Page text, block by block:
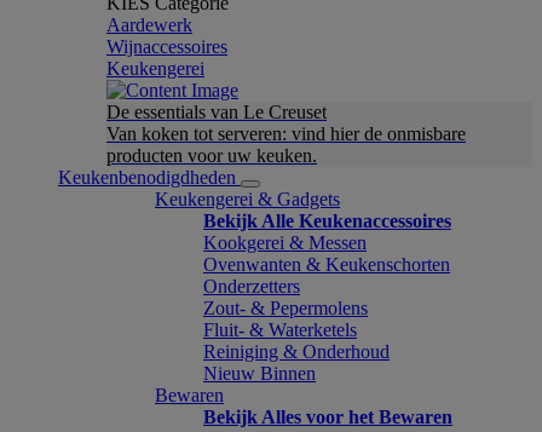
Aardewerk
Wijnaccessoires
Keukengerei
De essentials van Le Creuset
Van koken tot serveren: vind hier de onmisbare
producten voor uw keuken.
Keukenbenodigdheden
Keukengerei & Gadgets
Bekijk Alle Keukenaccessoires
Kookgerei & Messen
Ovenwanten & Keukenschorten
Onderzetters
Zout- & Pepermolens
Fluit- & Waterketels
Reiniging & Onderhoud
Nieuw Binnen
Bewaren
Bekijk Alles voor het Bewaren